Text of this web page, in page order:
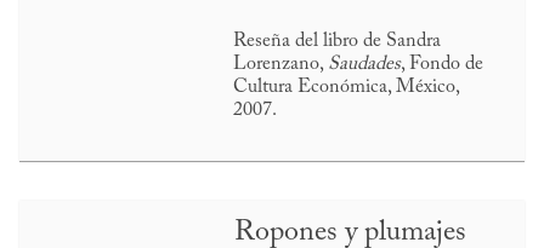
Reseña del libro de Sandra
Lorenzano, Saudades, Fondo de
Cultura Económica, México,
2007.
Ropones y plumajes